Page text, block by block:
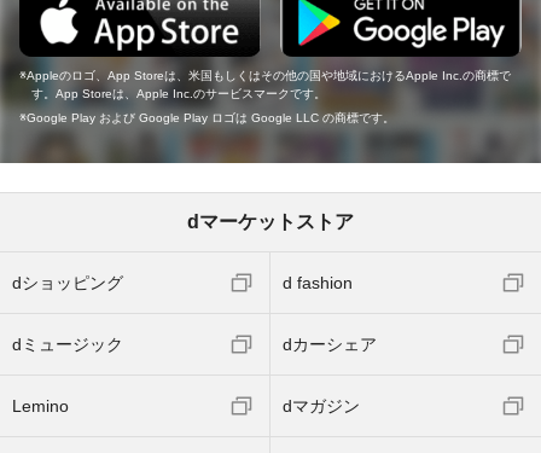
Appleのロゴ、App Storeは、米国もしくはその他の国や地域におけるApple Inc.の商標で
す。App Storeは、Apple Inc.のサービスマークです。
Google Play および Google Play ロゴは Google LLC の商標です。
dマーケットストア
dショッピング d fashion
dミュージック dカーシェア
Lemino dマガジン